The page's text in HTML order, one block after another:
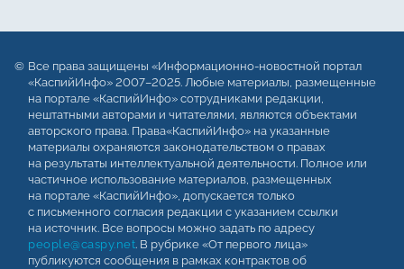
Все права защищены «Информационно-новостной портал
«КаспийИнфо» 2007–2025. Любые материалы, размещенные
на портале «КаспийИнфо» сотрудниками редакции,
нештатными авторами и читателями, являются объектами
авторского права. Права«КаспийИнфо» на указанные
материалы охраняются законодательством о правах
на результаты интеллектуальной деятельности. Полное или
частичное использование материалов, размещенных
на портале «КаспийИнфо», допускается только
с письменного согласия редакции с указанием ссылки
на источник. Все вопросы можно задать по адресу
people@caspy.net. В рубрике «От первого лица»
публикуются сообщения в рамках контрактов об